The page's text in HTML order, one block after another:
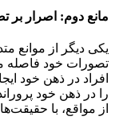
مانع دوم: اصرار بر
یکی دیگر از موانع
تصورات خود فاصله
افراد در ذهن خود
را در ذهن خود
از مواقع، با